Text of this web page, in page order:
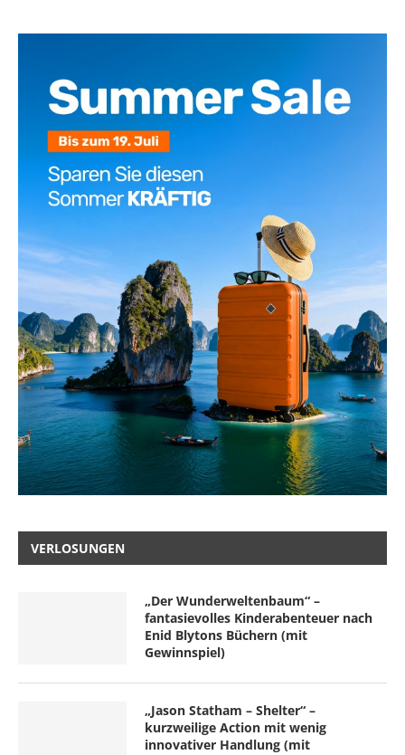
VERLOSUNGEN
„Der Wunderweltenbaum“ –
fantasievolles Kinderabenteuer nach
Enid Blytons Büchern (mit
Gewinnspiel)
„Jason Statham – Shelter“ –
kurzweilige Action mit wenig
innovativer Handlung (mit